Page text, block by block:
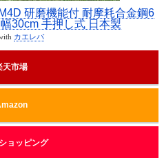
研磨機能付 耐摩耗合金鋼6
30cm 手押し式 日本製
カエレバ
天市場
ョッピング